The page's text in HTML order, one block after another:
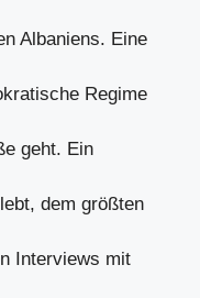
Albaniens. Eine
Regime
geht. Ein
dem größten
Interviews mit